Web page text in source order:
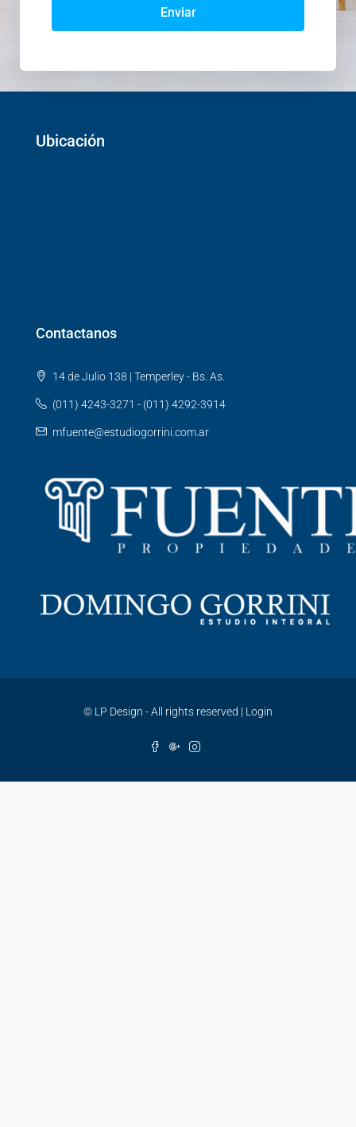
Enviar
Ubicación
Contactanos
14 de Julio 138 | Temperley - Bs. As.
(011) 4243-3271 - (011) 4292-3914
mfuente@estudiogorrini.com.ar
© LP Design - All rights reserved | Login